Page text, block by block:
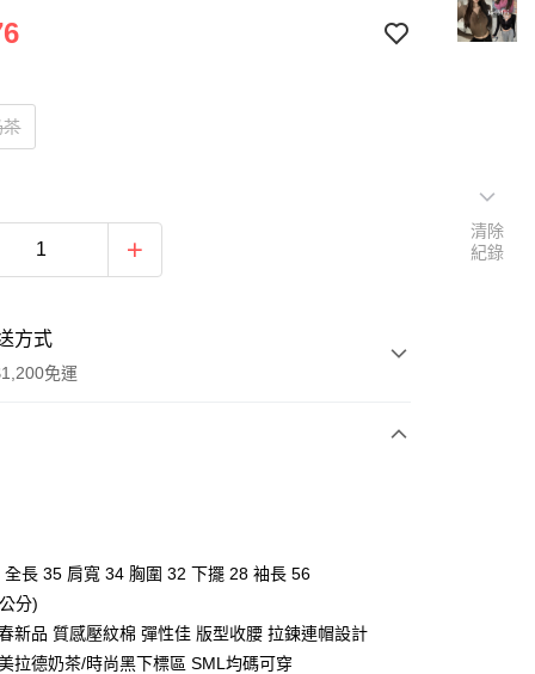
茶
方式
免運
全長 35 肩寬 34 胸圍 32 下擺 28 袖長 56
分)
新品 質感壓紋棉 彈性佳 版型收腰 拉鍊連帽設計
拉德奶茶/時尚黑下標區 SML均碼可穿
清除
紀錄